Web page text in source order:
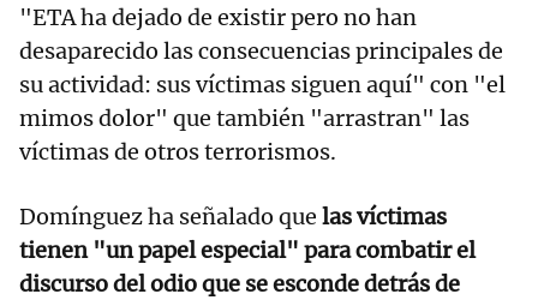
"ETA ha dejado de existir pero no han
desaparecido las consecuencias principales de
su actividad: sus víctimas siguen aquí" con "el
mimos dolor" que también "arrastran" las
víctimas de otros terrorismos.
Domínguez ha señalado que las víctimas
tienen "un papel especial" para combatir el
discurso del odio que se esconde detrás de